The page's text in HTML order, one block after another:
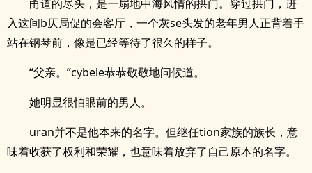
甬道的尽头，是一扇地中海风情的拱门。穿过拱门，进
入这间b仄局促的会客厅，一个灰se头发的老年男人正背着手
站在钢琴前，像是已经等待了很久的样子。
“父亲。”cybele恭恭敬敬地问候道。
她明显很怕眼前的男人。
uran并不是他本来的名字。但继任tion家族的族长，意
味着收获了权利和荣耀，也意味着放弃了自己原本的名字。